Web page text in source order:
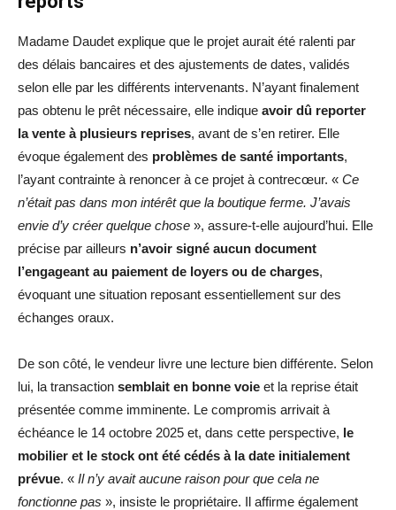
Madame Daudet explique que le projet aurait été ralenti par
des délais bancaires et des ajustements de dates, validés
selon elle par les différents intervenants. N’ayant finalement
pas obtenu le prêt nécessaire, elle indique avoir dû reporter
la vente à plusieurs reprises, avant de s’en retirer. Elle
évoque également des problèmes de santé importants,
l’ayant contrainte à renoncer à ce projet à contrecœur. « Ce
n’était pas dans mon intérêt que la boutique ferme. J’avais
envie d’y créer quelque chose », assure-t-elle aujourd’hui. Elle
précise par ailleurs n’avoir signé aucun document
l’engageant au paiement de loyers ou de charges,
évoquant une situation reposant essentiellement sur des
échanges oraux.
De son côté, le vendeur livre une lecture bien différente. Selon
lui, la transaction semblait en bonne voie et la reprise était
présentée comme imminente. Le compromis arrivait à
échéance le 14 octobre 2025 et, dans cette perspective, le
mobilier et le stock ont été cédés à la date initialement
prévue. « Il n’y avait aucune raison pour que cela ne
fonctionne pas », insiste le propriétaire. Il affirme également